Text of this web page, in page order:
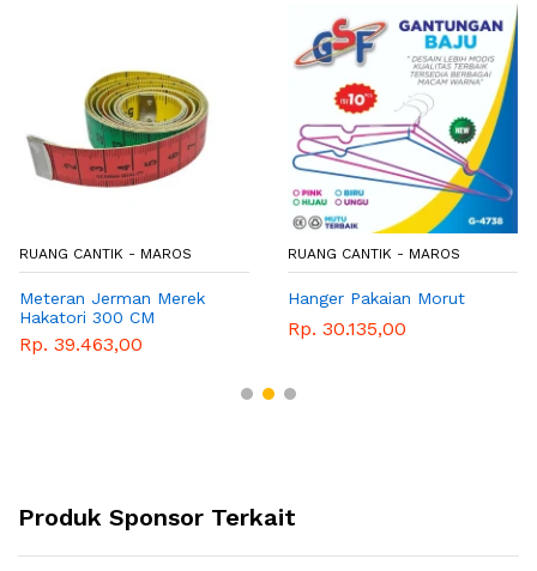
RUANG CANTIK - MAROS
Meteran Jerman Merek
Hakatori 300 CM
Rp. 39.463,00
RUANG CANTIK - MAROS
Hanger Pakaian Morut
Rp. 30.135,00
Produk Sponsor Terkait